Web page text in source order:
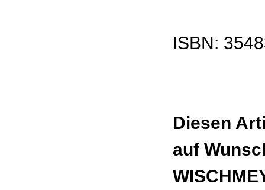
ISBN:
Diesen
auf